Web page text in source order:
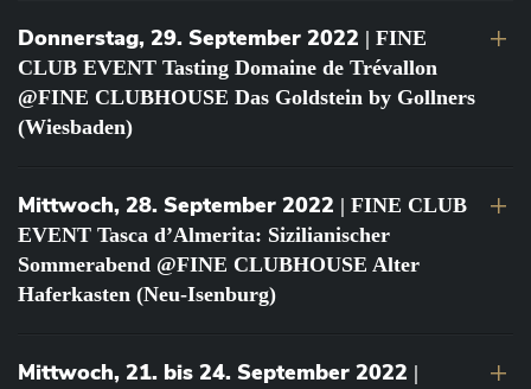
Donnerstag, 29. September 2022 | FINE
CLUB EVENT Tasting Domaine de Trévallon
@FINE CLUBHOUSE Das Goldstein by Gollners
(Wiesbaden)
Mittwoch, 28. September 2022 | FINE CLUB
EVENT Tasca d’Almerita: Sizilianischer
Sommerabend @FINE CLUBHOUSE Alter
Haferkasten (Neu-Isenburg)
Mittwoch, 21. bis 24. September 2022 |